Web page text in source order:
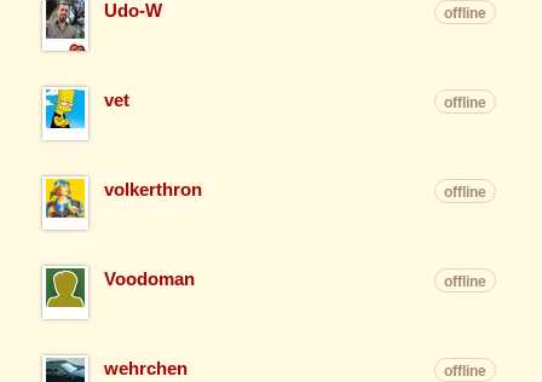
Udo-W offline
vet offline
volkerthron offline
Voodoman offline
wehrchen offline